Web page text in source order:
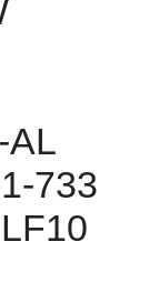
AL
733